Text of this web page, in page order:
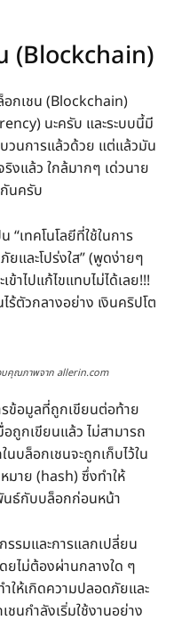
(Blockchain)
อกเชน (Blockchain)
นะครับ และระบบนี้มี
วนการแล้วด้วย แต่แล้วมัน
ริงแล้ว ใกล้มากๆ เด่วนาย
กันครับ
เทคโนโลยีที่ใช้ในการ
และโปร่งใส” (พูดง่ายๆ
าไปแก้ไขแทบไม่ได้เลย!!!
ร้ตัวกลางอย่าง เงินคริปโต
บคุณภาพจาก allerin.com
รข้อมูลที่ถูกเขียนต่อท้าย
อถูกเขียนแล้ว ไม่สามารถ
บล็อกเชนจะถูกเก็บไว้ใน
มาย (hash) ซึ่งทำให้
ธ์กับบล็อกก่อนหน้า
รรมและการแลกเปลี่ยน
ยไม่ต้องผ่านกลางใด ๆ
ให้เกิดความปลอดภัยและ
ชนกำลังเริ่มใช้งานอย่าง